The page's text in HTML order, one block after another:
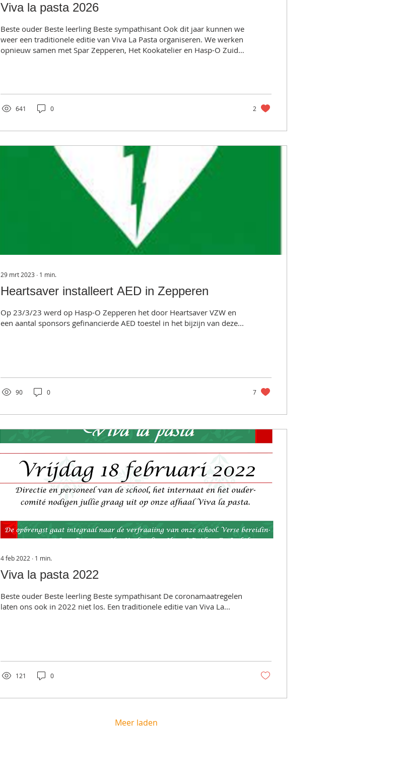
Viva la pasta 2026
Beste ouder Beste leerling Beste sympathisant Ook dit jaar kunnen we
weer een traditionele editie van Viva La Pasta organiseren. We werken
opnieuw samen met Spar Zepperen, Het Kookatelier en Hasp-O Zuid.
bieden we ook de mogelijkheid om je bestelling te plaatsen door een
e-mail te sturen naar...
641 0 2
29 mrt 2023 ∙ 1 min.
Heartsaver installeert AED in Zepperen
Op 23/3/23 werd op Hasp-O Zepperen het door Heartsaver VZW en
een aantal sponsors gefinancierde AED toestel in het bijzijn van deze...
90 0 7
4 feb 2022 ∙ 1 min.
Viva la pasta 2022
Beste ouder Beste leerling Beste sympathisant De coronamaatregelen
laten ons ook in 2022 niet los. Een traditionele editie van Viva La...
121 0
Meer laden